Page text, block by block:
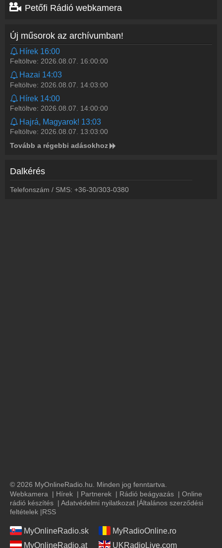
Petőfi Rádió webkamera
Új műsorok az archívumban!
Hírek 16:00
Feltöltve: 2026.08.07. 16:00:00
Hazai 14:03
Feltöltve: 2026.08.07. 14:03:00
Hírek 14:00
Feltöltve: 2026.08.07. 14:00:00
Hajrá, Magyarok! 13:03
Feltöltve: 2026.08.07. 13:03:00
Tovább a régebbi adásokhoz
Dalkérés
Telefonszám / SMS: +36-30/303-0380
© 2026 MyOnlineRadio.hu. Minden jog fenntartva.
Webkamera | Hírek | Partnerek | Rádió beágyazás | Online
rádió készítés | Adatvédelmi nyilatkozat |Általános szerződési
feltételek |RSS
MyOnlineRadio.sk
MyRadioOnline.ro
MyOnlineRadio.at
UKRadioLive.com